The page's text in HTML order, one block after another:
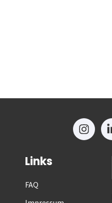
Links
FAQ